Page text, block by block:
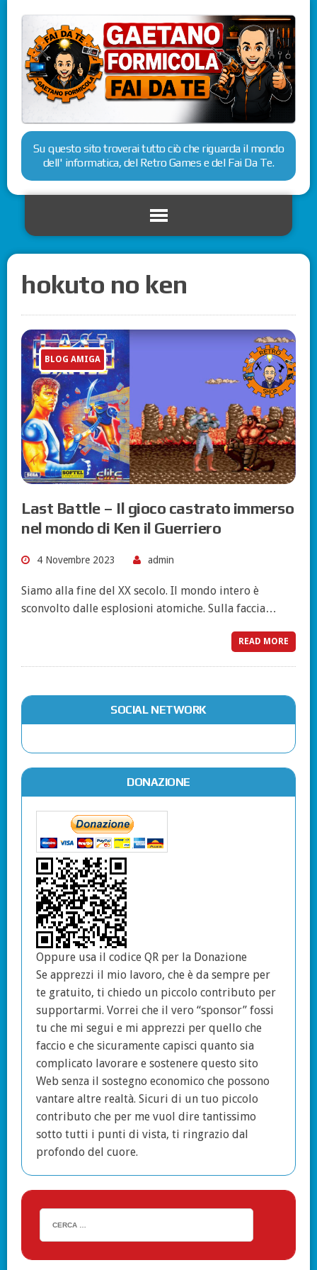
Su questo sito troverai tutto ciò che riguarda il mondo
dell' informatica, del Retro Games e del Fai Da Te.
hokuto no ken
BLOG AMIGA
Last Battle – Il gioco castrato immerso
nel mondo di Ken il Guerriero
4 Novembre 2023 admin
Siamo alla fine del XX secolo. Il mondo intero è
sconvolto dalle esplosioni atomiche. Sulla faccia…
READ MORE
SOCIAL NETWORK
DONAZIONE
Oppure usa il codice QR per la Donazione
Se apprezzi il mio lavoro, che è da sempre per
te gratuito, ti chiedo un piccolo contributo per
supportarmi. Vorrei che il vero “sponsor” fossi
tu che mi segui e mi apprezzi per quello che
faccio e che sicuramente capisci quanto sia
complicato lavorare e sostenere questo sito
Web senza il sostegno economico che possono
vantare altre realtà. Sicuri di un tuo piccolo
contributo che per me vuol dire tantissimo
sotto tutti i punti di vista, ti ringrazio dal
profondo del cuore.